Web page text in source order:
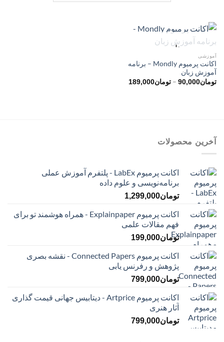
ناموجود
آموزشی
اکانت پرمیوم Mondly – برنامه
آموزش زبان
تومان90,000
– تومان189,000محدوده
آخرین محصولات
اکانت پرمیوم LabEx - پلتفرم آموزش عملی
برنامه‌نویسی و علوم داده
تومان1,299,000
اکانت پرمیوم Explainpaper - همراه هوشمند تو برای
فهم مقالات علمی
تومان199,000
اکانت پرمیوم Connected Papers - نقشه بصری
پژوهش و رفرنس یابی
تومان799,000
اکانت پرمیوم Artprice - دیتابیس جهانی قیمت ‌گذاری
آثار هنری
تومان799,000